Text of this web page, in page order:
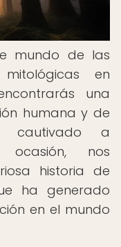
mundo de las
en
una
humana y de
cautivado a
ocasión, nos
historia de
ha generado
en el mundo